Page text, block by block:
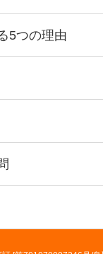
5つの理由